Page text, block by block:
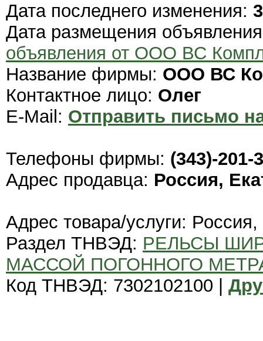
Дата последнего изменения:
Дата размещения
объявления от ООО ВС
Название фирмы: ООО ВС
Контактное лицо: Олег
E-Mail: Отправить письмо
Телефоны фирмы: (343)-201-
Адрес продавца: Россия,
Адрес товара/услуги: Россия,
Раздел ТНВЭД: РЕЛЬСЫ
МАССОЙ ПОГОННОГО
Код ТНВЭД: 7302102100 |